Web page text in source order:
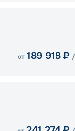
от 189 918 ₽